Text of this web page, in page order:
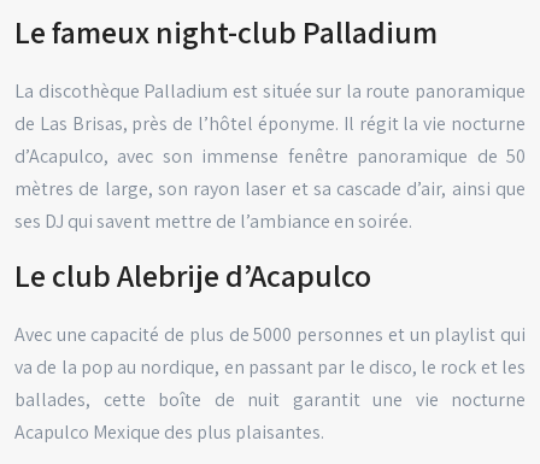
Le fameux night-club Palladium
La discothèque Palladium est située sur la route panoramique
de Las Brisas, près de l’hôtel éponyme. Il régit la vie nocturne
d’Acapulco, avec son immense fenêtre panoramique de 50
mètres de large, son rayon laser et sa cascade d’air, ainsi que
ses DJ qui savent mettre de l’ambiance en soirée.
Le club Alebrije d’Acapulco
Avec une capacité de plus de 5000 personnes et un playlist qui
va de la pop au nordique, en passant par le disco, le rock et les
ballades, cette boîte de nuit garantit une vie nocturne
Acapulco Mexique des plus plaisantes.